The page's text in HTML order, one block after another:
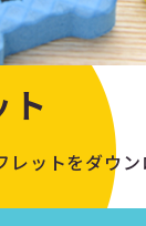
ト
ットをダウン